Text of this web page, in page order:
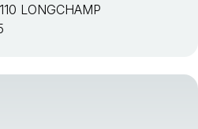
LONGCHAMP